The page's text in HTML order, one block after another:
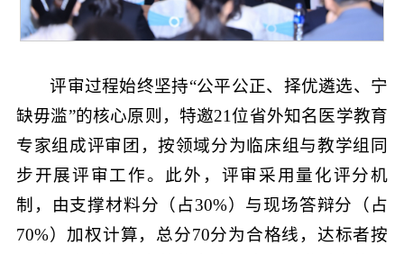
评审过程始终坚持“公平公正、择优遴选、宁
缺毋滥”的核心原则，特邀21位省外知名医学教育
专家组成评审团，按领域分为临床组与教学组同
步开展评审工作。此外，评审采用量化评分机
制，由支撑材料分（占30%）与现场答辩分（占
70%）加权计算，总分70分为合格线，达标者按